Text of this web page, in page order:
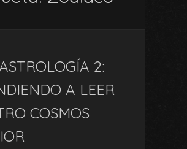
2:
A LEER
COSMOS